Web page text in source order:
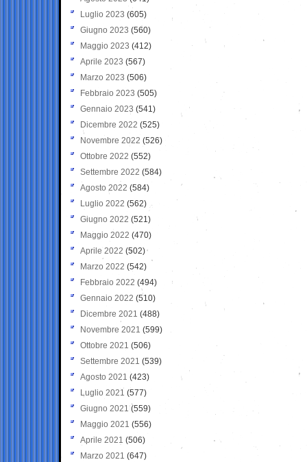
Luglio 2023 (605)
Giugno 2023 (560)
Maggio 2023 (412)
Aprile 2023 (567)
Marzo 2023 (506)
Febbraio 2023 (505)
Gennaio 2023 (541)
Dicembre 2022 (525)
Novembre 2022 (526)
Ottobre 2022 (552)
Settembre 2022 (584)
Agosto 2022 (584)
Luglio 2022 (562)
Giugno 2022 (521)
Maggio 2022 (470)
Aprile 2022 (502)
Marzo 2022 (542)
Febbraio 2022 (494)
Gennaio 2022 (510)
Dicembre 2021 (488)
Novembre 2021 (599)
Ottobre 2021 (506)
Settembre 2021 (539)
Agosto 2021 (423)
Luglio 2021 (577)
Giugno 2021(559)
Maggio 2021 (556)
Aprile 2021 (506)
Marzo 2021 (647)